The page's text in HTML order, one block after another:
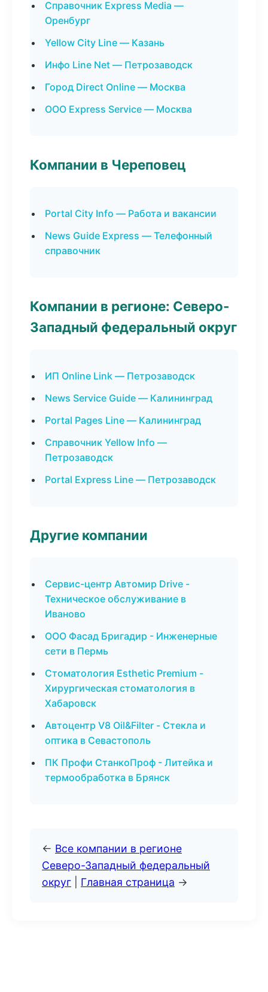
Справочник Express Media —
Оренбург
Yellow City Line — Казань
Инфо Line Net — Петрозаводск
Город Direct Online — Москва
ООО Express Service — Москва
Компании в Череповец
Portal City Info — Работа и вакансии
News Guide Express — Телефонный
справочник
Компании в регионе: Северо-
Западный федеральный округ
ИП Online Link — Петрозаводск
News Service Guide — Калининград
Portal Pages Line — Калининград
Справочник Yellow Info —
Петрозаводск
Portal Express Line — Петрозаводск
Другие компании
Сервис-центр Автомир Drive -
Техническое обслуживание в
Иваново
ООО Фасад Бригадир - Инженерные
сети в Пермь
Стоматология Esthetic Premium -
Хирургическая стоматология в
Хабаровск
Автоцентр V8 Oil&Filter - Стекла и
оптика в Севастополь
ПК Профи СтанкоПроф - Литейка и
термообработка в Брянск
← Все компании в регионе
Северо-Западный федеральный
округ
Главная страница →